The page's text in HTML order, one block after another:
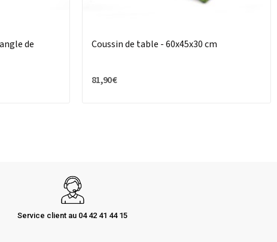
de
Coussin de table - 60x45x30 cm
81,90 €
Service client au 04 42 41 44 15